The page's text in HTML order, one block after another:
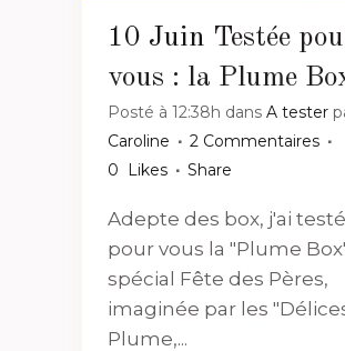
10 Juin Testée
vous : la Plume
Posté à 12:38h dans A tester
Caroline
2 Commentaires
0
Likes Share
Adepte des box, j'ai testé
pour vous la "Plume
spécial Fête des Pères,
imaginée par les
Plume,...